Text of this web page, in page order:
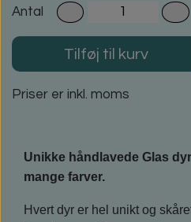
Antal
Tilføj til kurv
Priser er inkl. moms
Unikke håndlavede Glas
mange farver.
Hvert dyr er hel unikt og